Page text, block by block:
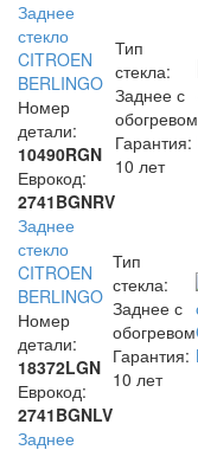
Заднее
стекло
CITROEN
BERLINGO
Номер
детали:
10490RGN
Еврокод:
2741BGNRV
Тип
стекла:
Заднее с
обогревом
Гарантия:
10 лет
Заднее
стекло
CITROEN
BERLINGO
Номер
детали:
18372LGN
Еврокод:
2741BGNLV
Тип
стекла:
Заднее с
обогревом
Гарантия:
10 лет
Заднее